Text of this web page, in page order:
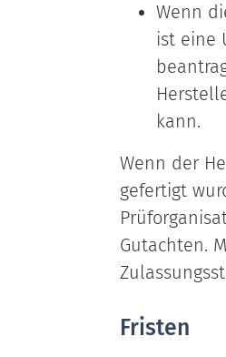
Wenn
ist eine
kann.
Wenn der
gefertigt
Gutachten.
Fristen